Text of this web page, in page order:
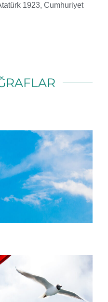
1923, Cumhuriyet